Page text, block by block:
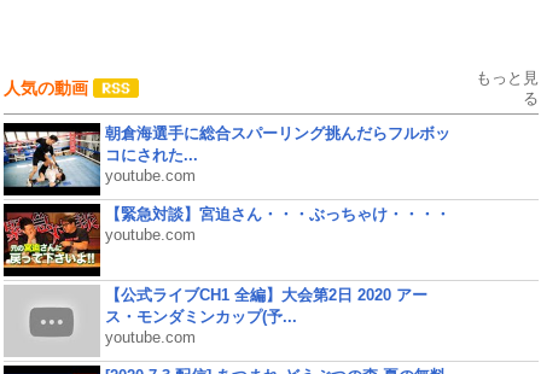
人気の動画
もっと見
る
朝倉海選手に総合スパーリング挑んだらフルボッ
コにされた...
youtube.com
【緊急対談】宮迫さん・・・ぶっちゃけ・・・・
youtube.com
【公式ライブCH1 全編】大会第2日 2020 アー
ス・モンダミンカップ(予...
youtube.com